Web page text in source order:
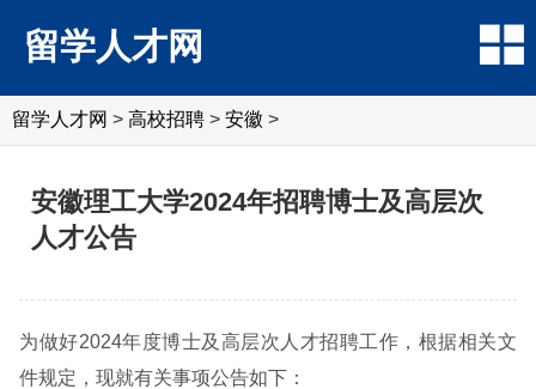
留学人才网
留学人才网 > 高校招聘 > 安徽 >
安徽理工大学2024年招聘博士及高层次
人才公告
为做好2024年度博士及高层次人才招聘工作，根据相关文
件规定，现就有关事项公告如下：